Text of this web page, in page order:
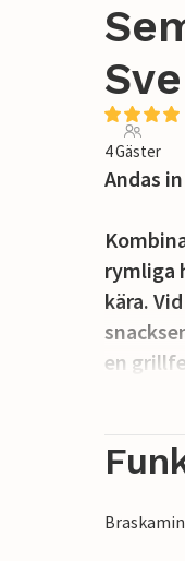
4 Gäster
Andas
rymliga
kära.
en
säkert
dig
Den
Braskamin